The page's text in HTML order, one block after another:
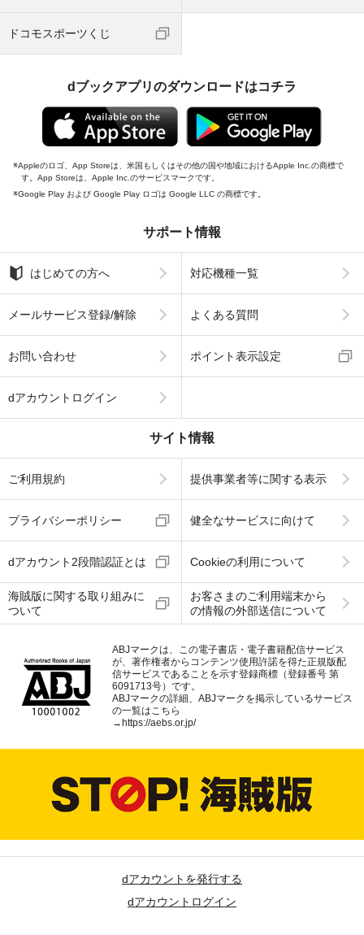
ドコモスポーツくじ
dブックアプリのダウンロードはコチラ
Appleのロゴ、App Storeは、米国もしくはその他の国や地域におけるApple Inc.の商標で
す。App Storeは、Apple Inc.のサービスマークです。
Google Play および Google Play ロゴは Google LLC の商標です。
サポート情報
はじめての方へ 対応機種一覧
メールサービス登録/解除 よくある質問
お問い合わせ ポイント表示設定
dアカウントログイン
サイト情報
ご利用規約 提供事業者等に関する表示
プライバシーポリシー 健全なサービスに向けて
dアカウント2段階認証とは Cookieの利用について
海賊版に関する取り組みに
ついて
お客さまのご利用端末から
の情報の外部送信について
ABJマークは、この電子書店・電子書籍配信サービス
が、著作権者からコンテンツ使用許諾を得た正規版配
信サービスであることを示す登録商標（登録番号 第
6091713号）です。
ABJマークの詳細、ABJマークを掲示しているサービス
の一覧はこちら
→ https://aebs.or.jp/
dアカウントを発行する
dアカウントログイン